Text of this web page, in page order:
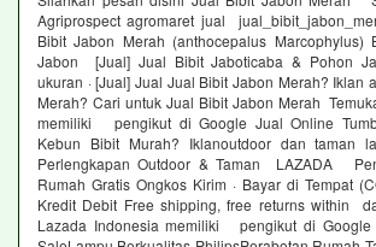
Agriprospect agromaret jual
Bibit Jabon Merah (anthocepalus Marcophylus)
Jabon [Jual] Jual Bibit Jaboticaba & Pohon
ukuran · [Jual] Jual Jual Bibit Jabon Merah? Iklan
Merah? Cari untuk Jual Bibit Jabon Merah
memiliki pengikut di Google Jual Online
Kebun Bibit Murah? Iklanoutdoor dan taman
Perlengkapan Outdoor & Taman LAZADA
Rumah Gratis Ongkos Kirim · Bayar di Tempat
Kredit Debit Free shipping, free returns within
Lazada Indonesia memiliki pengikut di Google